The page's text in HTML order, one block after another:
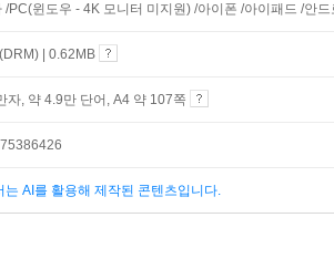
/PC(윈도우 - 4K 모니터 미지원) /아이폰 /아이패드 /안
| 0.62MB
자, 약 4.9만 단어, A4 약 107쪽
는 AI를 활용해 제작된 콘텐츠입니다.